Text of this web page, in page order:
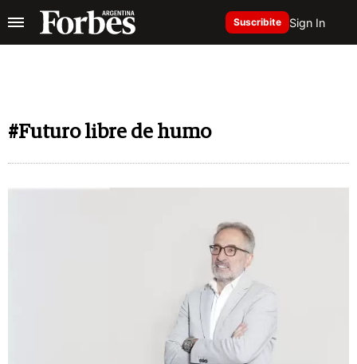
Suscribite Sign In
#Futuro libre de humo